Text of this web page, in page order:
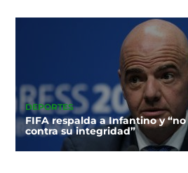
DEPORTES
FIFA respalda a Infantino y
contra su integridad”